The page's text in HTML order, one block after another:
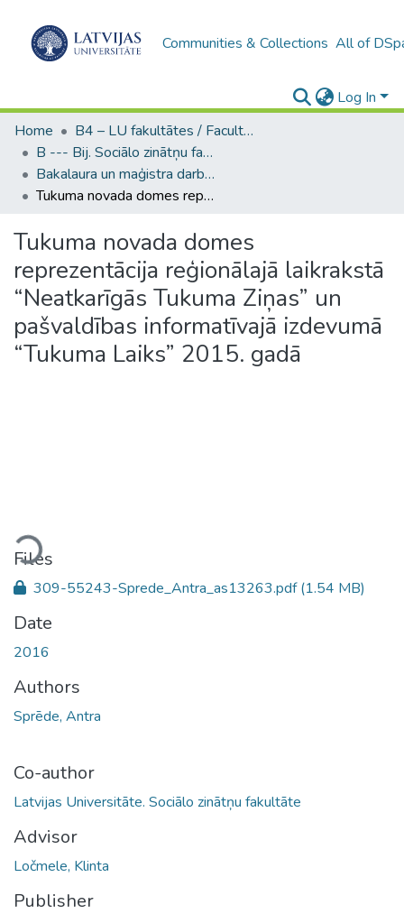
Communities & Collections All of
Log In
Home
B4 – LU fakultātes / Faculties of the UL
B --- Bij. Sociālo zinātņu fakultātes noslēguma darbi / Faculty of Social Sciences - Graduate works
Bakalaura un maģistra darbi (SZF) / Bachelor's and Master's theses
Tukuma novada domes reprezentācija reģionālajā laikrakstā “Neatkarīgās Tukuma Ziņas” un pašvaldības informatīvajā izdevumā “Tukuma Laiks” 2015. gadā
Tukuma novada domes
reprezentācija reģionālajā laikrakstā
“Neatkarīgās Tukuma Ziņas” un
pašvaldības informatīvajā izdevumā
“Tukuma Laiks” 2015. gadā
Loading...
Files
309-55243-Sprede_Antra_as13263.pdf(1.54 MB)
Date
2016
Authors
Sprēde, Antra
Co-author
Latvijas Universitāte. Sociālo zinātņu fakultāte
Advisor
Ločmele, Klinta
Publisher